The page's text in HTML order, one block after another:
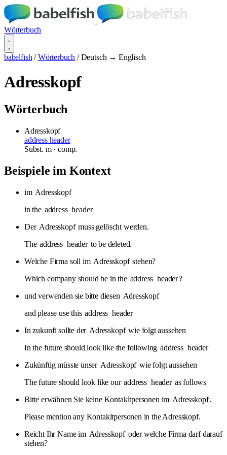
Wörterbuch
babelfish / Wörterbuch / Deutsch → Englisch
Adresskopf
Wörterbuch
Adresskopf
address header
Subst. m· comp.
Beispiele im Kontext
im Adresskopf
in the address header
Der Adresskopf muss gelöscht werden.
The address header to be deleted.
Welche Firma soll im Adresskopf stehen?
Which company should be in the address header?
und verwenden sie bitte diesen Adresskopf
and please use this address header
In zukunft sollte der Adresskopf wie folgt aussehen
In the future should look like the following address header
Zukünftig müsste unser Adresskopf wie folgt aussehen
The future should look like our address header as follows
Bitte erwähnen Sie keine Kontakltpersonen im Adresskopf.
Please mention any Kontakltpersonen in the Adresskopf.
Reicht Ihr Name im Adresskopf oder welche Firma darf darauf
stehen?